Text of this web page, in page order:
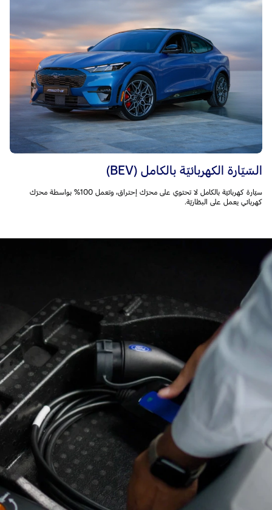
السّيّارة الكهربائيّة بالكامل (BEV)
سيّارة كهربائيّة بالكامل لا تحتوي على محرّك إحتراق، وتعمل 100% بواسطة محرّك
كهربائي يعمل على البطّاريّة.